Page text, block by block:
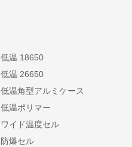
低温 18650
低温 26650
低温角型アルミケース
低温ポリマー
ワイド温度セル
防爆セル